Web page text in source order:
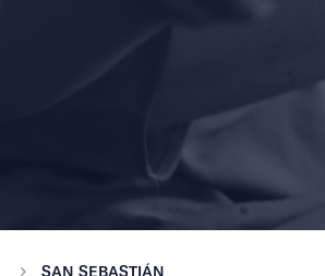
SAN SEBASTIÁN